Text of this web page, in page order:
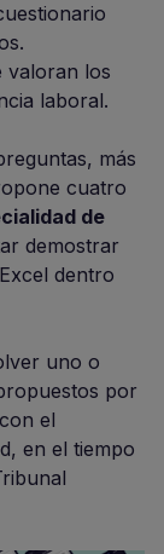
valoran los
laboral.
más
cuatro
de
demostrar
dentro
uno o
por
el
en el tiempo